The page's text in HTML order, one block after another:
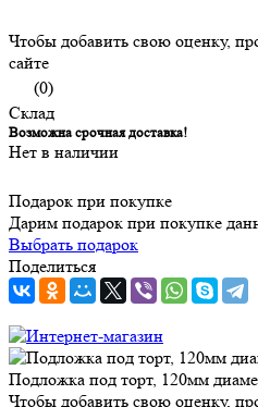
Чтобы добавить свою оценку,
сайте
(0)
Склад
Возможна срочная доставка!
Нет в наличии
Подарок при покупке
Дарим подарок при покупке
Выбрать подарок
Поделиться
Подложка под торт, 120мм
Чтобы добавить свою оценку,